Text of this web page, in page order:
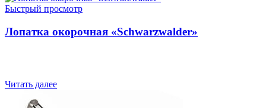
Быстрый просмотр
Лопатка окорочная «Schwarzwalder»
Читать далее